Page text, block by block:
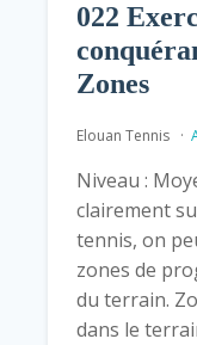
022
Zones
Elouan Tennis
Niveau :
clairement
tennis, on
zones de
du terrain.
dans le